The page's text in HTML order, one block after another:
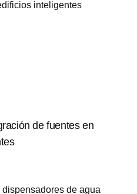
de fuentes en